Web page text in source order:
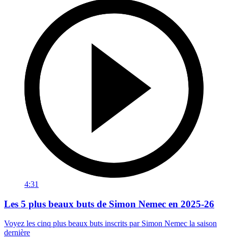
4:31
Les 5 plus beaux buts de Simon Nemec en 2025-26
Voyez les cinq plus beaux buts inscrits par Simon Nemec la saison
dernière